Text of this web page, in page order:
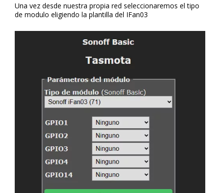
Una vez desde nuestra propia red seleccionaremos el tipo
de modulo eligiendo la plantilla del IFan03